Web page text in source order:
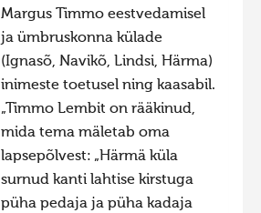
Margus Timmo eestvedamisel
ja ümbruskonna külade
(Ignasõ, Navikõ, Lindsi, Härma)
inimeste toetusel ning kaasabil.
„Timmo Lembit on rääkinud,
mida tema mäletab oma
lapsepõlvest: „Härmä küla
surnud kanti lahtise kirstuga
püha pedaja ja püha kadaja